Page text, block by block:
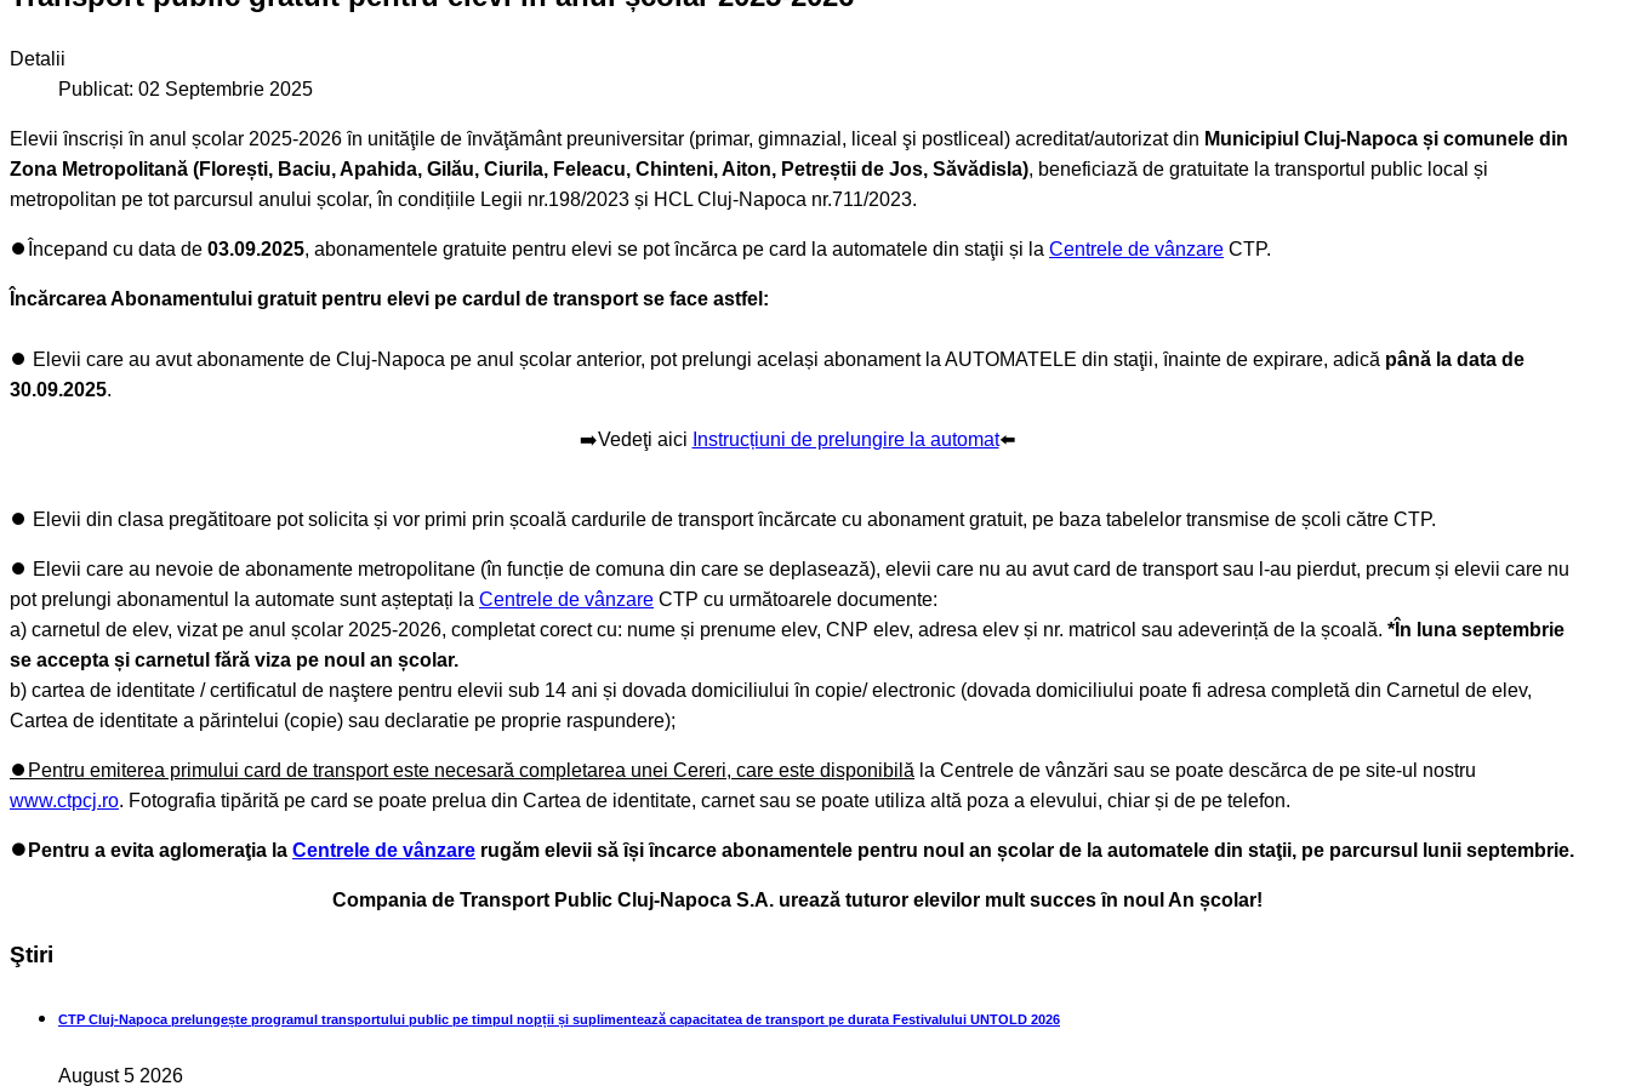
Detalii
Publicat: 02 Septembrie 2025
Elevii ȋnscriși ȋn anul școlar 2025-2026 ȋn unităţile de ȋnvăţământ preuniversitar (primar, gimnazial, liceal şi postliceal) acreditat/autorizat din Municipiul Cluj-Napoca și comunele din
Zona Metropolitană (Florești, Baciu, Apahida, Gilău, Ciurila, Feleacu, Chinteni, Aiton, Petreștii de Jos, Săvădisla), beneficiază de gratuitate la transportul public local și
metropolitan pe tot parcursul anului școlar, în condițiile Legii nr.198/2023 și HCL Cluj-Napoca nr.711/2023.
⏺️Începand cu data de 03.09.2025, abonamentele gratuite pentru elevi se pot ȋncărca pe card la automatele din staţii și la Centrele de vânzare CTP.
Încărcarea Abonamentului gratuit pentru elevi pe cardul de transport se face astfel:
⏺️ Elevii care au avut abonamente de Cluj-Napoca pe anul școlar anterior, pot prelungi același abonament la AUTOMATELE din staţii, ȋnainte de expirare, adică până la data de
30.09.2025.
➡️Vedeţi aici Instrucțiuni de prelungire la automat⬅️
⏺️ Elevii din clasa pregătitoare pot solicita și vor primi prin școală cardurile de transport ȋncărcate cu abonament gratuit, pe baza tabelelor transmise de școli către CTP.
⏺️ Elevii care au nevoie de abonamente metropolitane (în funcție de comuna din care se deplasează), elevii care nu au avut card de transport sau l-au pierdut, precum și elevii care nu
pot prelungi abonamentul la automate sunt așteptați la Centrele de vânzare CTP cu următoarele documente:
a) carnetul de elev, vizat pe anul școlar 2025-2026, completat corect cu: nume și prenume elev, CNP elev, adresa elev și nr. matricol sau adeverință de la școală. *În luna septembrie
se accepta și carnetul fără viza pe noul an școlar.
b) cartea de identitate / certificatul de naştere pentru elevii sub 14 ani și dovada domiciliului ȋn copie/ electronic (dovada domiciliului poate fi adresa completă din Carnetul de elev,
Cartea de identitate a părintelui (copie) sau declaratie pe proprie raspundere);
⏺️Pentru emiterea primului card de transport este necesară completarea unei Cereri, care este disponibilă la Centrele de vânzări sau se poate descărca de pe site-ul nostru
www.ctpcj.ro. Fotografia tipărită pe card se poate prelua din Cartea de identitate, carnet sau se poate utiliza altă poza a elevului, chiar și de pe telefon.
⏺️Pentru a evita aglomeraţia la Centrele de vânzare rugăm elevii să ȋși ȋncarce abonamentele pentru noul an școlar de la automatele din staţii, pe parcursul lunii septembrie.
Compania de Transport Public Cluj-Napoca S.A. urează tuturor elevilor mult succes ȋn noul An școlar!
Ştiri
CTP Cluj-Napoca prelungește programul transportului public pe timpul nopții și suplimentează capacitatea de transport pe durata Festivalului UNTOLD 2026
August 5 2026